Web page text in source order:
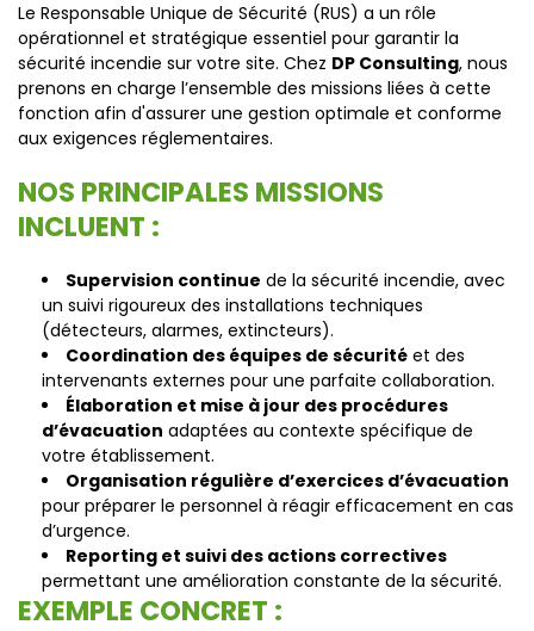
Le Responsable Unique de Sécurité (RUS) a un rôle
opérationnel et stratégique essentiel pour garantir la
sécurité incendie sur votre site. Chez DP Consulting, nous
prenons en charge l’ensemble des missions liées à cette
fonction afin d'assurer une gestion optimale et conforme
aux exigences réglementaires.
NOS PRINCIPALES MISSIONS
INCLUENT :
Supervision continue de la sécurité incendie, avec
un suivi rigoureux des installations techniques
(détecteurs, alarmes, extincteurs).
Coordination des équipes de sécurité et des
intervenants externes pour une parfaite collaboration.
Élaboration et mise à jour des procédures
d’évacuation adaptées au contexte spécifique de
votre établissement.
Organisation régulière d’exercices d’évacuation
pour préparer le personnel à réagir efficacement en cas
d’urgence.
Reporting et suivi des actions correctives
permettant une amélioration constante de la sécurité.
EXEMPLE CONCRET :